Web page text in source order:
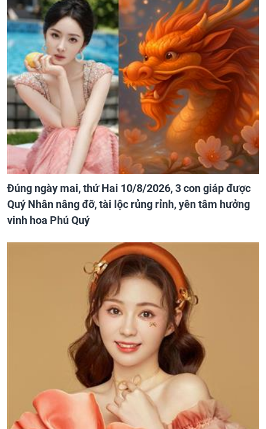
Đúng ngày mai, thứ Hai 10/8/2026, 3 con giáp được
Quý Nhân nâng đỡ, tài lộc rủng rỉnh, yên tâm hưởng
vinh hoa Phú Quý